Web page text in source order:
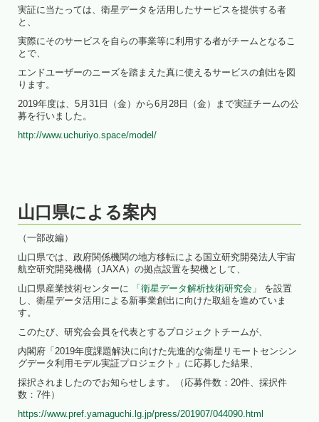
実証に当たっては、衛星データを活用したサービスを提供する者
と、
実際にそのサービスを自らの事業等に利用する者がチームとなるこ
とで、
エンドユーザーのニーズを踏まえた真に使えるサービスの創出を図
ります。
2019年度は、5月31日（金）から6月28日（金）まで実証チームの公
募を行いました。
http://www.uchuriyo.space/model/
山口県による案内
（一部改編）
山口県では、政府関係機関の地方移転による国立研究開発法人宇宙
航空研究開発機構（JAXA）の拠点設置を契機として、
山口県産業技術センターに
「衛星データ解析技術研究会」 を設置
し、衛星データ活用による新事業創出に向けた取組を進めていま
す。
このたび、研究会会員を代表とするプロジェクトチームが、
内閣府「2019年度課題解決に向けた先進的な衛星リモートセンシン
グデータ利用モデル実証プロジェクト」に応募した結果、
採択されましたのでお知らせします。（応募件数：20件、採択件
数：7件）
https://www.pref.yamaguchi.lg.jp/press/201907/044090.html